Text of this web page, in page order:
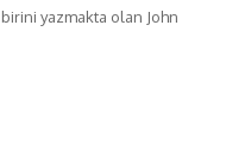
yazmakta olan John